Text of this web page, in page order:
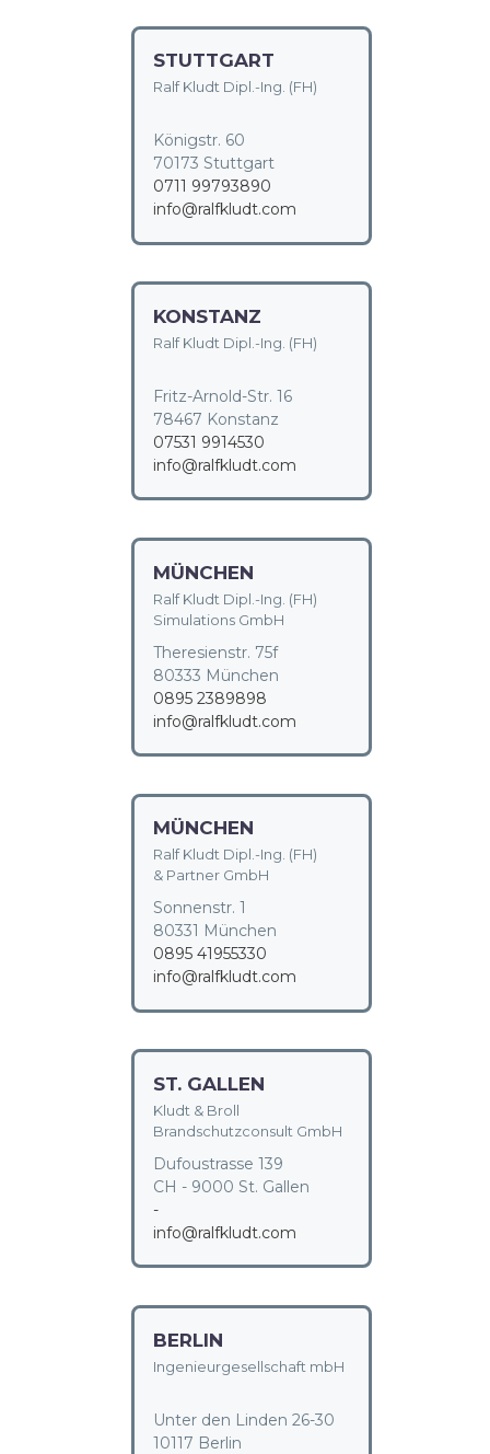
STUTTGART
Ralf Kludt Dipl.-Ing. (FH)
Königstr. 60
70173 Stuttgart
0711 99793890
info@ralfkludt.com
KONSTANZ
Ralf Kludt Dipl.-Ing. (FH)
Fritz-Arnold-Str. 16
78467 Konstanz
07531 9914530
info@ralfkludt.com
MÜNCHEN
Ralf Kludt Dipl.-Ing. (FH)
Simulations GmbH
Theresienstr. 75f
80333 München
0895 2389898
info@ralfkludt.com
MÜNCHEN
Ralf Kludt Dipl.-Ing. (FH)
& Partner GmbH
Sonnenstr. 1
80331 München
0895 41955330
info@ralfkludt.com
ST. GALLEN
Kludt & Broll
Brandschutzconsult GmbH
Dufoustrasse 139
CH - 9000 St. Gallen
-
info@ralfkludt.com
BERLIN
Ingenieurgesellschaft mbH
Unter den Linden 26-30
10117 Berlin